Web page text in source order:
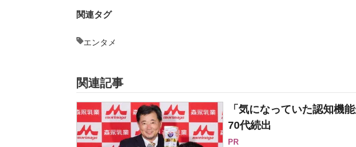
関連タグ
エンタメ
関連記事
「気になっていた認知機
70代続出
PR